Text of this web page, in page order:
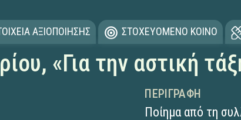
ΑΞΙΟΠΟΙΗΣΗΣ ΣΤΟΧΕΥΟΜΕΝΟ ΚΟΙΝΟ
«Για την αστική
ΠΕΡΙΓΡΑΦΉ
Ποίημα από τη